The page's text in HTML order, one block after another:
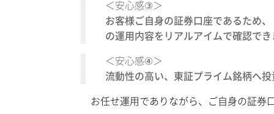
＜安心感③＞
お客様ご自身の証券口座であるため
の運用内容をリアルアイムで確認でき
＜安心感④＞
流動性の高い、東証プライム銘柄へ
お任せ運用でありながら、ご自身の証券